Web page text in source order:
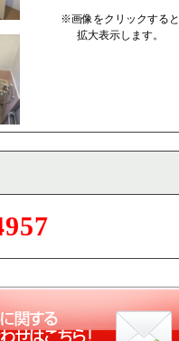
※画像をクリックすると
拡大表示します。